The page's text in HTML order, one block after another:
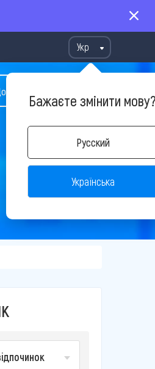
Укр
Бажаєте змінити
Русский
Українська
у виборі туру